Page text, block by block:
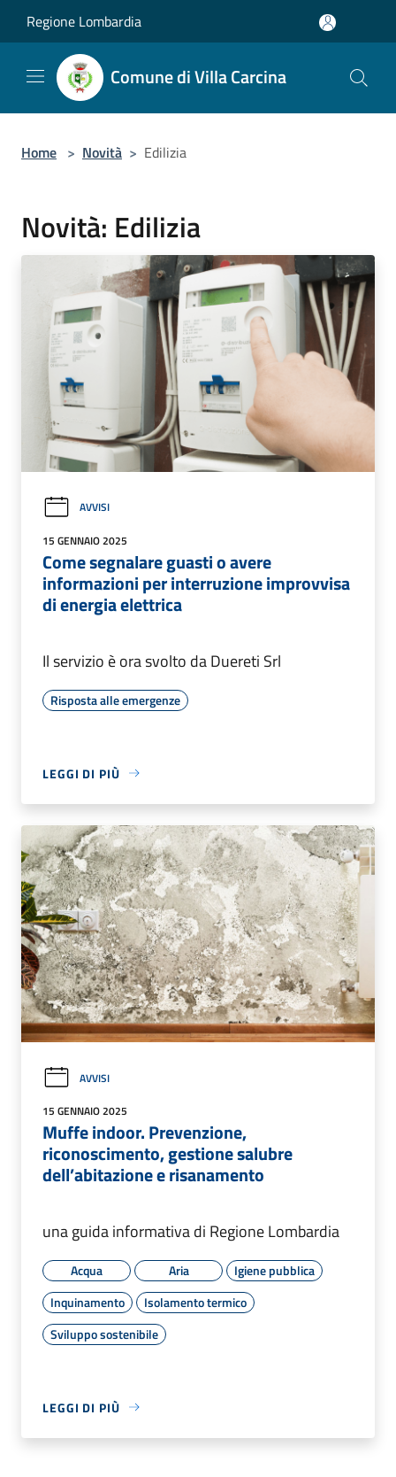
Regione Lombardia
Comune di Villa Carcina
Home > Novità > Edilizia
Novità: Edilizia
AVVISI
15 GENNAIO 2025
Come segnalare guasti o avere
informazioni per interruzione improvvisa
di energia elettrica
Il servizio è ora svolto da Duereti Srl
Risposta alle emergenze
LEGGI DI PIÙ
AVVISI
15 GENNAIO 2025
Muffe indoor. Prevenzione,
riconoscimento, gestione salubre
dell’abitazione e risanamento
una guida informativa di Regione Lombardia
Acqua Aria
Igiene pubblica
Inquinamento
Isolamento termico
Sviluppo sostenibile
LEGGI DI PIÙ